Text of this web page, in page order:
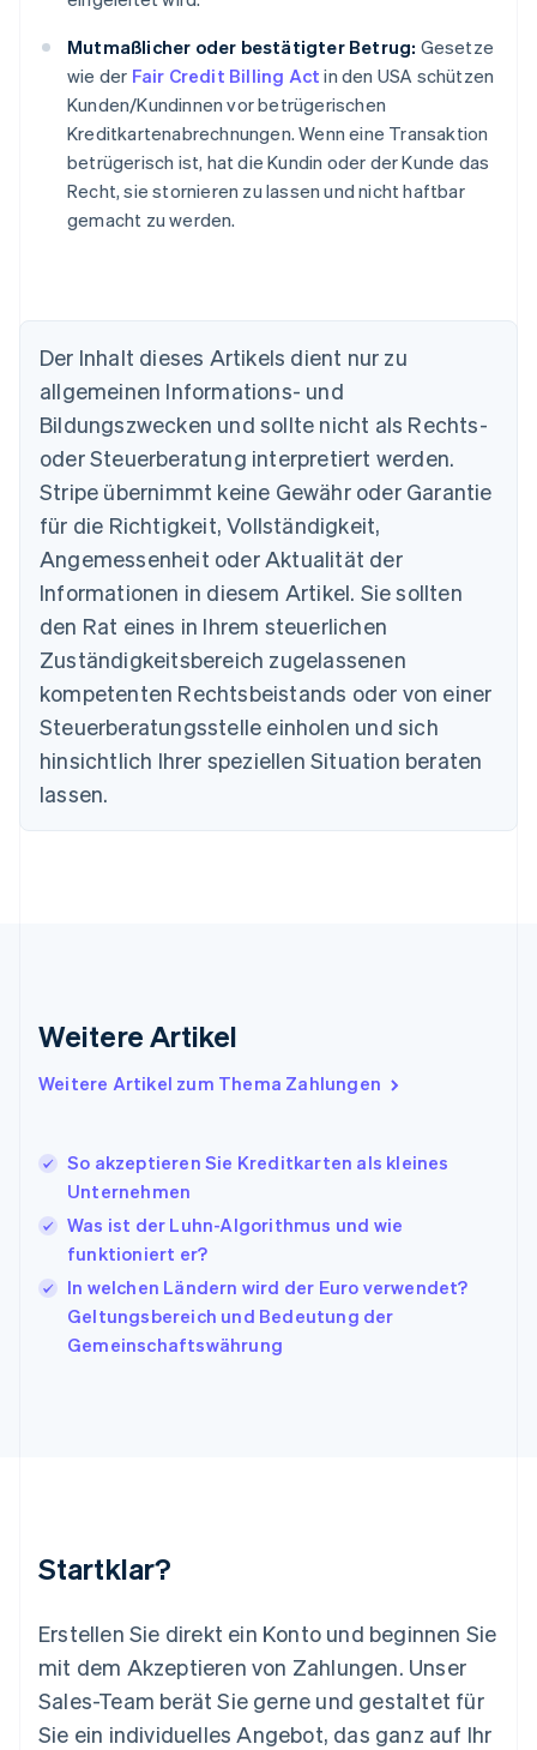
Mutmaßlicher oder bestätigter Betrug: Gesetze
wie der Fair Credit Billing Act in den USA schützen
Kunden/Kundinnen vor betrügerischen
Kreditkartenabrechnungen. Wenn eine Transaktion
betrügerisch ist, hat die Kundin oder der Kunde das
Recht, sie stornieren zu lassen und nicht haftbar
gemacht zu werden.
Der Inhalt dieses Artikels dient nur zu
allgemeinen Informations- und
Bildungszwecken und sollte nicht als Rechts-
oder Steuerberatung interpretiert werden.
Stripe übernimmt keine Gewähr oder Garantie
für die Richtigkeit, Vollständigkeit,
Angemessenheit oder Aktualität der
Informationen in diesem Artikel. Sie sollten
den Rat eines in Ihrem steuerlichen
Zuständigkeitsbereich zugelassenen
kompetenten Rechtsbeistands oder von einer
Steuerberatungsstelle einholen und sich
hinsichtlich Ihrer speziellen Situation beraten
lassen.
Weitere Artikel
Weitere Artikel zum Thema Zahlungen
So akzeptieren Sie Kreditkarten als kleines
Unternehmen
Was ist der Luhn-Algorithmus und wie
funktioniert er?
In welchen Ländern wird der Euro verwendet?
Geltungsbereich und Bedeutung der
Gemeinschaftswährung
Startklar?
Erstellen Sie direkt ein Konto und beginnen Sie
mit dem Akzeptieren von Zahlungen. Unser
Sales-Team berät Sie gerne und gestaltet für
Sie ein individuelles Angebot, das ganz auf Ihr
Australien
English
Belgien
Nederlands Français DeutschEnglish
Brasilien
PortuguêsEnglish
English
Dänemark
English
Deutschland
Deutsch English
Estland
Festlandchina
简体中文English
Finnland
English
Frankreich
Irland
Italien
日本語 English
English Français
Kroatien
EnglishItaliano
English
Liechtenstein
DeutschEnglish
Mexiko
English
Niederlande
Nederlands English
Norwegen
English